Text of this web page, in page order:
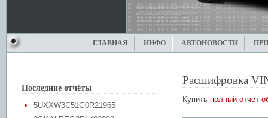
ГЛАВНАЯ ИНФО АВТОНОВОСТИ
Последние отчёты
5UXXW3C51G0R21965
Расшифровка
Купить полный отчет